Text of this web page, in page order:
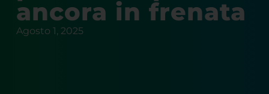
ancora in frenata
Agosto 1, 2025